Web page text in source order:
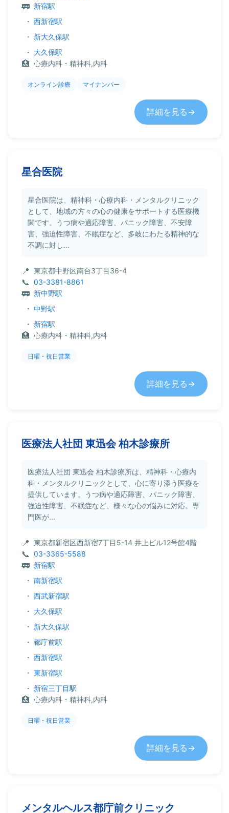
新宿駅
・ 西新宿駅
・ 新大久保駅
・ 大久保駅
心療内科・精神科,内科
オンライン診療 マイナンバー
詳細を見る
星合医院
星合医院は、精神科・心療内科・メンタルクリニック
として、地域の方々の心の健康をサポートする医療機
関です。うつ病や適応障害、パニック障害、不安障
害、強迫性障害、不眠症など、多岐にわたる精神的な
不調に対し...
東京都中野区南台3丁目36-4
03-3381-8861
新中野駅
・ 中野駅
・ 新宿駅
心療内科・精神科,内科
日曜・祝日営業
詳細を見る
医療法人社団 東迅会 柏木診療所
医療法人社団 東迅会 柏木診療所は、精神科・心療内
科・メンタルクリニックとして、心に寄り添う医療を
提供しています。うつ病や適応障害、パニック障害、
強迫性障害、不眠症など、様々な心の悩みに対応。専
門医が...
東京都新宿区西新宿7丁目5-14 井上ビル12号館4階
03-3365-5588
新宿駅
・ 南新宿駅
・ 西武新宿駅
・ 大久保駅
・ 新大久保駅
・ 都庁前駅
・ 西新宿駅
・ 東新宿駅
・ 新宿三丁目駅
心療内科・精神科,内科
日曜・祝日営業
詳細を見る
メンタルヘルス都庁前クリニック